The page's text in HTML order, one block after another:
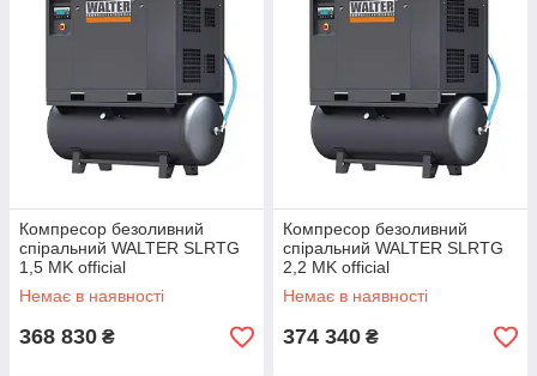
Компресор безоливний
спіральний WALTER SLRTG
1,5 MK official
Немає в наявності
368 830 ₴
Компресор безоливний
спіральний WALTER SLRTG
2,2 MK official
Немає в наявності
374 340 ₴